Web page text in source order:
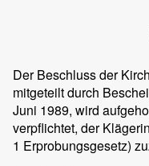
Der Beschluss der
mitgeteilt durch
Juni 1989, wird
verpflichtet, der
1 Erprobungsgesetz)